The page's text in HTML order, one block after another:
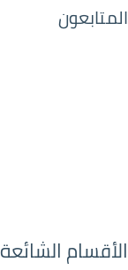
المتابعون
الأقسام الشائعة